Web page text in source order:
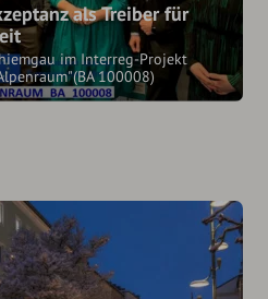
als Treiber für
im Interreg-Projekt
100008)